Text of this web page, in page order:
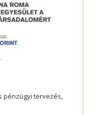
pénzügyi tervezés,